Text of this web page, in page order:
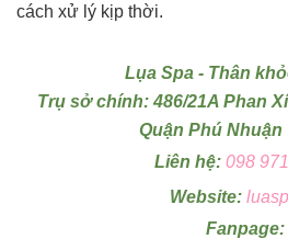
cách xử lý kịp thời.
Lụa Spa - Thân
Trụ sở chính: 486/21A Phan
Quận Phú Nhuận
Liên hệ: 098
Website:
Fanpage: